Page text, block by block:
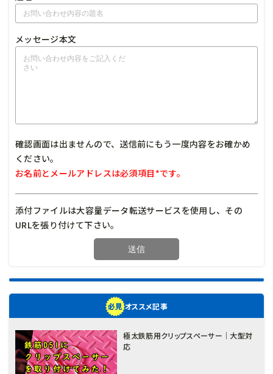
メッセージ本文
確認画面は出ませんので、送信前にもう一度内容をお確かめ
ください。
お名前とメールアドレスは必須項目*です。
添付ファイルは大容量データ転送サービスを使用し、その
URLを張り付けて下さい。
オススメ記事
極太鉄筋用クリップスペーサー｜大型対
応